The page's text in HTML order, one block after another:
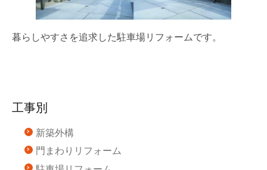
暮らしやすさを追求した駐車場リフォームです。
工事別
新築外構
門まわりリフォーム